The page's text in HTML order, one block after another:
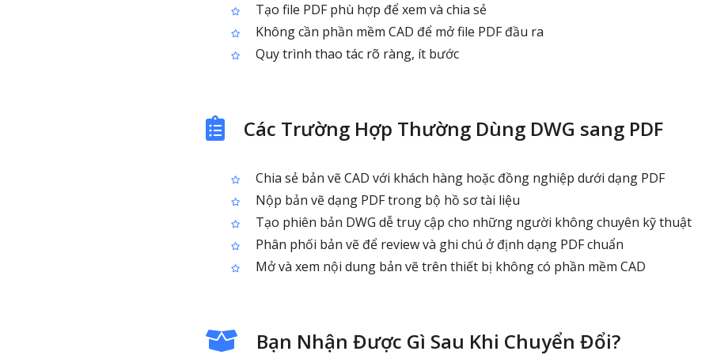
Tạo file PDF phù hợp để xem và chia sẻ
Không cần phần mềm CAD để mở file PDF đầu ra
Quy trình thao tác rõ ràng, ít bước
Các Trường Hợp Thường Dùng DWG sang PDF
Chia sẻ bản vẽ CAD với khách hàng hoặc đồng nghiệp dưới dạng PDF
Nộp bản vẽ dạng PDF trong bộ hồ sơ tài liệu
Tạo phiên bản DWG dễ truy cập cho những người không chuyên kỹ thuật
Phân phối bản vẽ để review và ghi chú ở định dạng PDF chuẩn
Mở và xem nội dung bản vẽ trên thiết bị không có phần mềm CAD
Bạn Nhận Được Gì Sau Khi Chuyển Đổi?